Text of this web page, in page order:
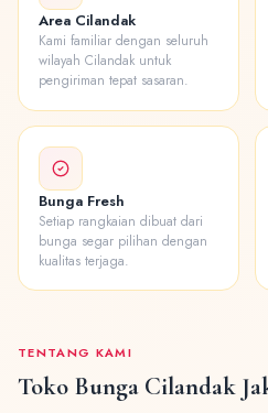
Area Cilandak
Kami familiar dengan seluruh
wilayah Cilandak untuk
pengiriman tepat sasaran.
Bunga Fresh
Setiap rangkaian dibuat dari
bunga segar pilihan dengan
kualitas terjaga.
TENTANG KAMI
Toko Bunga Cilandak